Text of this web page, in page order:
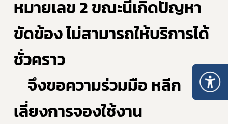
หมายเลข 2 ขณะนี้เกิดปัญหา
ขัดข้อง ไม่สามารถให้บริการได้
ชั่วคราว
จึงขอความร่วมมือ หลีก
เลี่ยงการจองใช้งาน